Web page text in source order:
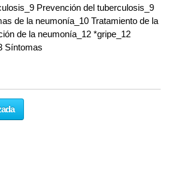
Prevención del tuberculosis_9
de la neumonía_10 Tratamiento de la
de la neumonía_12 *gripe_12
Síntomas